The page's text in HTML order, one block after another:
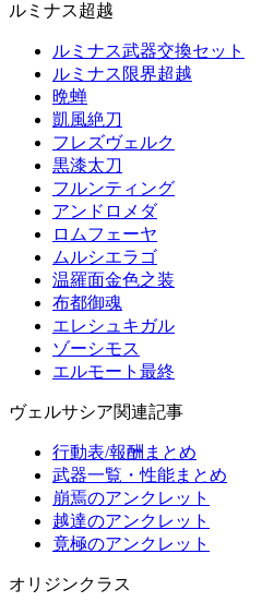
ルミナス超越
ルミナス武器交換セット
ルミナス限界超越
晩蝉
凱風絶刀
フレズヴェルク
黒漆太刀
フルンティング
アンドロメダ
ロムフェーヤ
ムルシエラゴ
温羅面金色之装
布都御魂
エレシュキガル
ゾーシモス
エルモート最終
ヴェルサシア関連記事
行動表/報酬まとめ
武器一覧・性能まとめ
崩焉のアンクレット
越達のアンクレット
竟極のアンクレット
オリジンクラス